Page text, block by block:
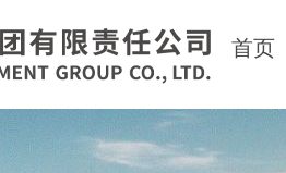
首页